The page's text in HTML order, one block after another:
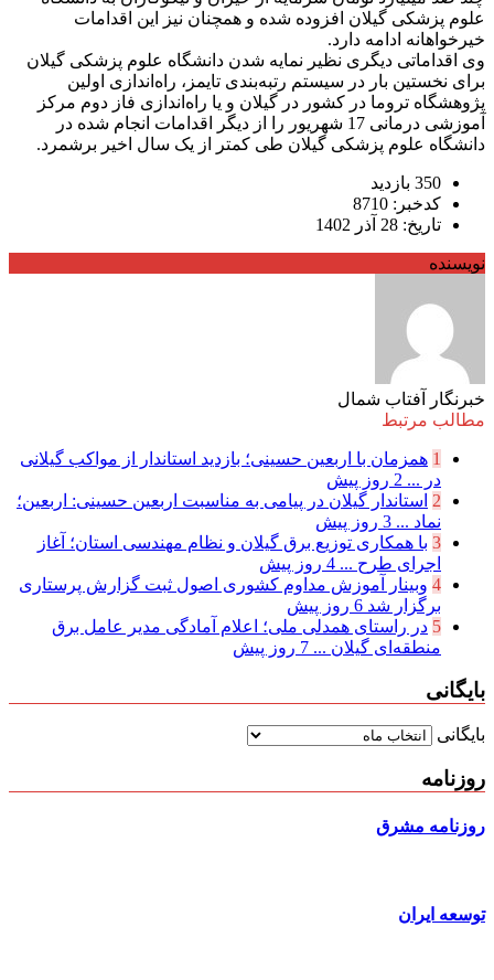
علوم پزشکی گیلان افزوده شده و همچنان نیز این اقدامات
خیرخواهانه ادامه دارد.
وی اقداماتی دیگری نظیر نمایه شدن دانشگاه علوم پزشکی گیلان
برای نخستین بار در سیستم رتبه‌بندی تایمز، راه‌اندازی اولین
پژوهشگاه تروما در کشور در گیلان و یا راه‌اندازی فاز دوم مرکز
آموزشی درمانی 17 شهریور را از دیگر اقدامات انجام شده در
دانشگاه علوم پزشکی گیلان طی کمتر از یک سال اخیر برشمرد.
350 بازدید
کدخبر: 8710
تاریخ: 28 آذر 1402
نویسنده
خبرنگار آفتاب شمال
مطالب مرتبط
1 همزمان با اربعین حسینی؛ بازدید استاندار از مواکب گیلانی
در ... 2 روز پیش
2 استاندار گیلان در پیامی به مناسبت اربعین حسینی: اربعین؛
نماد ... 3 روز پیش
3 با همکاری توزیع برق گیلان و نظام مهندسی استان؛ آغاز
اجرای طرح ... 4 روز پیش
4 وبینار آموزش مداوم کشوری اصول ثبت گزارش پرستاری
برگزار شد 6 روز پیش
5 در راستای همدلی ملی؛ اعلام آمادگی مدیر عامل برق
منطقه‌ای گیلان ... 7 روز پیش
بایگانی
بایگانی
روزنامه
روزنامه مشرق
توسعه ایران